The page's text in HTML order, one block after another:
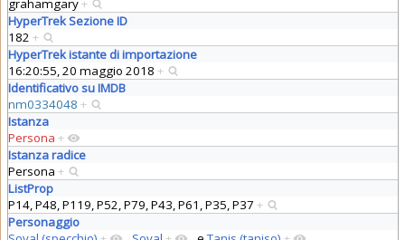
grahamgary+
HyperTrek Sezione ID
182 +
HyperTrek istante di importazione
16:20:55, 20 maggio 2018 +
Identificativo su IMDB
nm0334048 +
Istanza
Persona +
Istanza radice
Persona +
ListProp
P14, P48, P119, P52, P79, P43, P61, P35, P37 +
Personaggio